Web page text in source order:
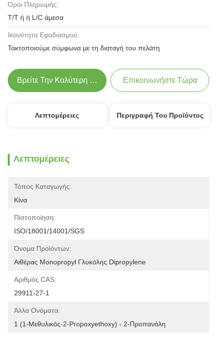
Όροι Πληρωμής:
T/T ή ή L/C άμεσα
Ικανότητα Εφοδιασμού:
Τακτοποιούμε σύμφωνα με τη διαταγή του πελάτη
Βρείτε Την Καλύτερη Τιμή Επικοινωνήστε Τώρα
Λεπτομέρειες Περιγραφή Του Προϊόντος
Λεπτομέρειες
Τόπος Καταγωγής:
Κίνα
Πιστοποίηση:
ISO/18001/14001/SGS
Όνομα Προϊόντων:
Αιθέρας Monopropyl Γλυκόλης Dipropylene
Αριθμός CAS:
29911-27-1
Άλλα Ονόματα:
1 (1-Μεθυλικός-2-Propoxyethoxy) - 2-Προπανόλη